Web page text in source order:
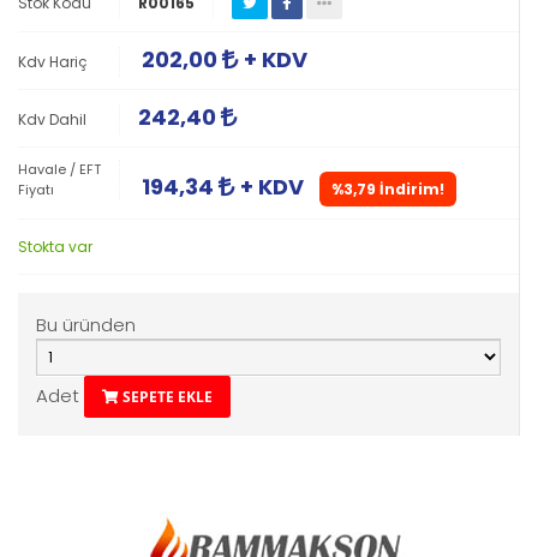
Kdv Hariç 202,00 + KDV
Kdv Dahil 242,40
Havale / EFT
Fiyatı
194,34 + KDV %3,79 İndirim!
Stokta var
Bu üründen
Adet SEPETE EKLE